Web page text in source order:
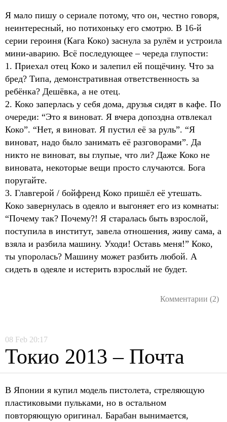
Я мало пишу о сериале потому, что он, честно говоря,
неинтересный, но потихоньку его смотрю. В 16-й
серии героиня (Кага Коко) заснула за рулём и устроила
мини-аварию. Всё последующее – череда глупости:
1. Приехал отец Коко и залепил ей пощёчину. Что за
бред? Типа, демонстративная ответственность за
ребёнка? Дешёвка, а не отец.
2. Коко заперлась у себя дома, друзья сидят в кафе. По
очереди: “Это я виноват. Я вчера допоздна отвлекал
Коко”. “Нет, я виноват. Я пустил её за руль”. “Я
виноват, надо было занимать её разговорами”. Да
никто не виноват, вы глупые, что ли? Даже Коко не
виновата, некоторые вещи просто случаются. Бога
поругайте.
3. Главгерой / бойфренд Коко пришёл её утешать.
Коко завернулась в одеяло и выгоняет его из комнаты:
“Почему так? Почему?! Я старалась быть взрослой,
поступила в институт, завела отношения, живу сама, а
взяла и разбила машину. Уходи! Оставь меня!” Коко,
ты упоролась? Машину может разбить любой. А
сидеть в одеяле и истерить взрослый не будет.
Комментарии (2)
08 Feb 20:17
Токио 2013 – Почта
В Японии я купил модель пистолета, стреляющую
пластиковыми пульками, но в остальном
повторяющую оригинал. Барабан вынимается,